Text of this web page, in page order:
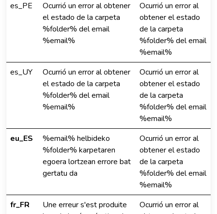
es_PE
Ocurrió un error al obtener
el estado de la carpeta
%folder% del email
%email%
Ocurrió un error al
obtener el estado
de la carpeta
%folder% del email
%email%
es_UY
Ocurrió un error al obtener
el estado de la carpeta
%folder% del email
%email%
Ocurrió un error al
obtener el estado
de la carpeta
%folder% del email
%email%
eu_ES
%email% helbideko
%folder% karpetaren
egoera lortzean errore bat
gertatu da
Ocurrió un error al
obtener el estado
de la carpeta
%folder% del email
%email%
fr_FR
Une erreur s'est produite
Ocurrió un error al